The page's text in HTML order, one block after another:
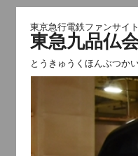
東京急行電鉄ファンサイト
東急九品仏
とうきゅうくほんぶつか